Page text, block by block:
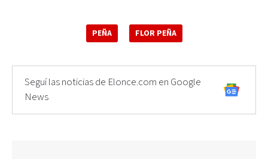
PEÑA FLOR PEÑA
Seguí las noticias de Elonce.com en Google
News